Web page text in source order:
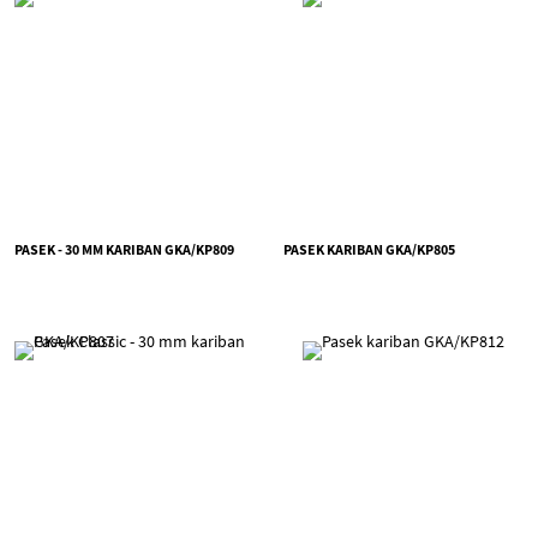
PASEK - 30 MM KARIBAN GKA/KP809 PASEK KARIBAN GKA/KP805